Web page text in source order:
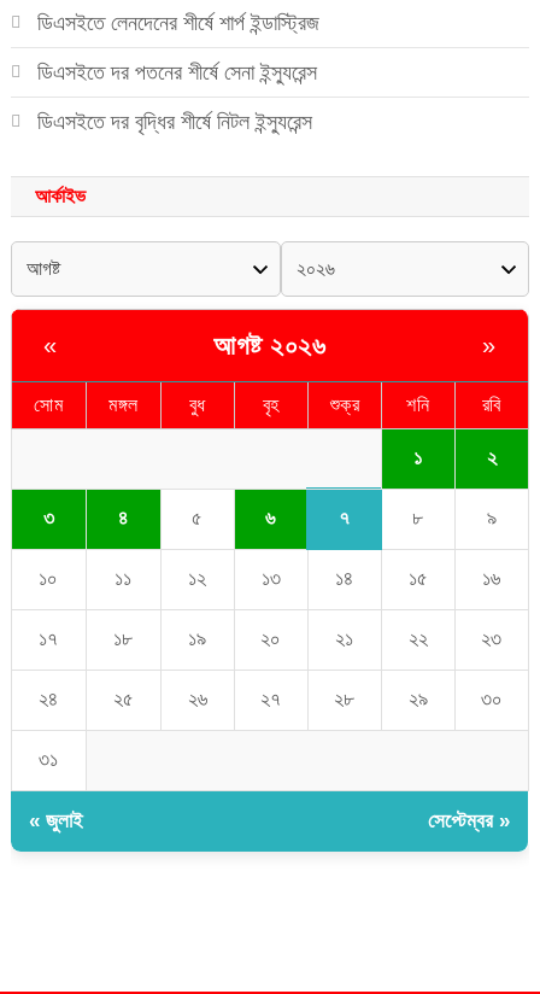
ডিএসইতে লেনদেনের শীর্ষে শার্প ইন্ডাস্ট্রিজ
ডিএসইতে দর পতনের শীর্ষে সেনা ইন্স্যুরেন্স
ডিএসইতে দর বৃদ্ধির শীর্ষে নিটল ইন্স্যুরেন্স
আর্কাইভ
« আগষ্ট ২০২৬ »
সোম মঙ্গল বুধ বৃহ শুক্র শনি রবি
১ ২
৩ ৪ ৫ ৬ ৭ ৮ ৯
১০ ১১ ১২ ১৩ ১৪ ১৫ ১৬
১৭ ১৮ ১৯ ২০ ২১ ২২ ২৩
২৪ ২৫ ২৬ ২৭ ২৮ ২৯ ৩০
৩১
« জুলাই সেপ্টেম্বর »